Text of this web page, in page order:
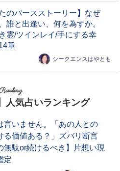
たのバースストーリー】なぜ
誰と出逢い、何を為すか。
霊/ツインレイ/手にする幸
章
シークエンスはやとも
人気占いランキング
言いません。「あの人との
る価値ある？」ズバリ断言
無駄or続けるべき】片想い現
定